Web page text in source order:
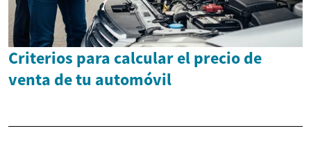
Criterios para calcular el precio de
venta de tu automóvil